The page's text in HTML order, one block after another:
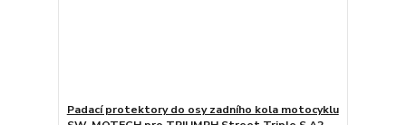
Padací protektory do osy zadního kola motocyklu